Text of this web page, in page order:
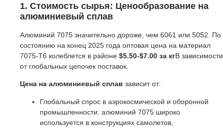
1. Стоимость сырья: Ценообразование на
алюминиевый сплав
Алюминий 7075 значительно дороже, чем 6061 или 5052. По
состоянию на конец 2025 года оптовая цена на материал
7075-T6 колеблется в районе $5.50-$7.00 за кгВ зависимости
от глобальных цепочек поставок.
Цена на алюминиевый сплав зависит от:
Глобальный спрос в аэрокосмической и оборонной
промышленности: алюминий 7075 широко
используется в конструкциях самолетов,